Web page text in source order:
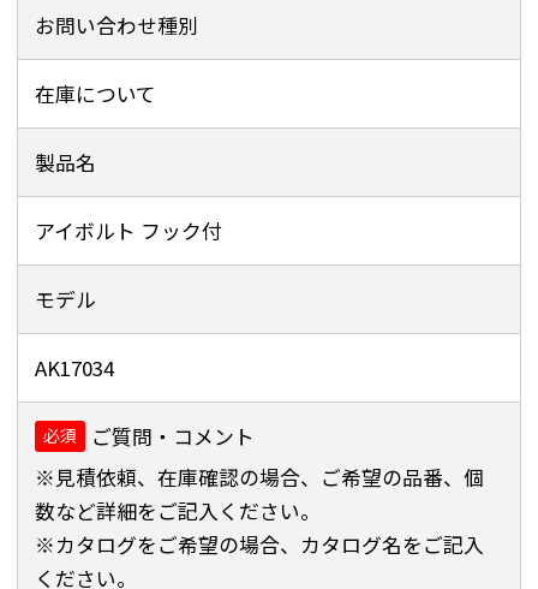
お問い合わせ種別
在庫について
製品名
アイボルト フック付
モデル
AK17034
必須
ご質問・コメント
※見積依頼、在庫確認の場合、ご希望の品番、個
数など詳細をご記入ください。
※カタログをご希望の場合、カタログ名をご記入
ください。